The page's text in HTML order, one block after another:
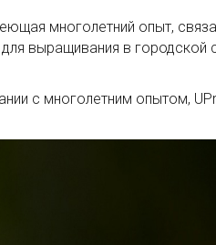
многолетний опыт,
выращивания в
с многолетним опытом,